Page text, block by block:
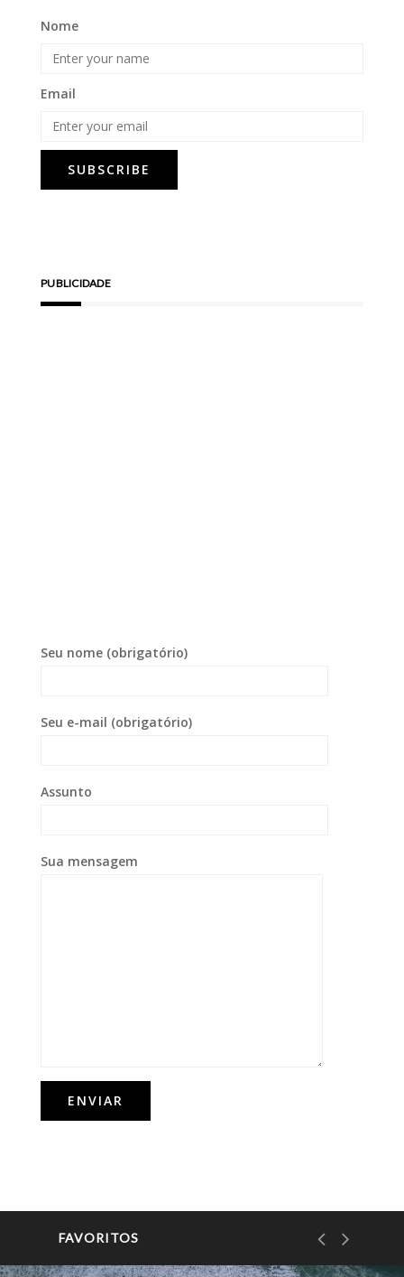
Nome
Email
PUBLICIDADE
Seu nome (obrigatório)
Seu e-mail (obrigatório)
Assunto
Sua mensagem
FAVORITOS